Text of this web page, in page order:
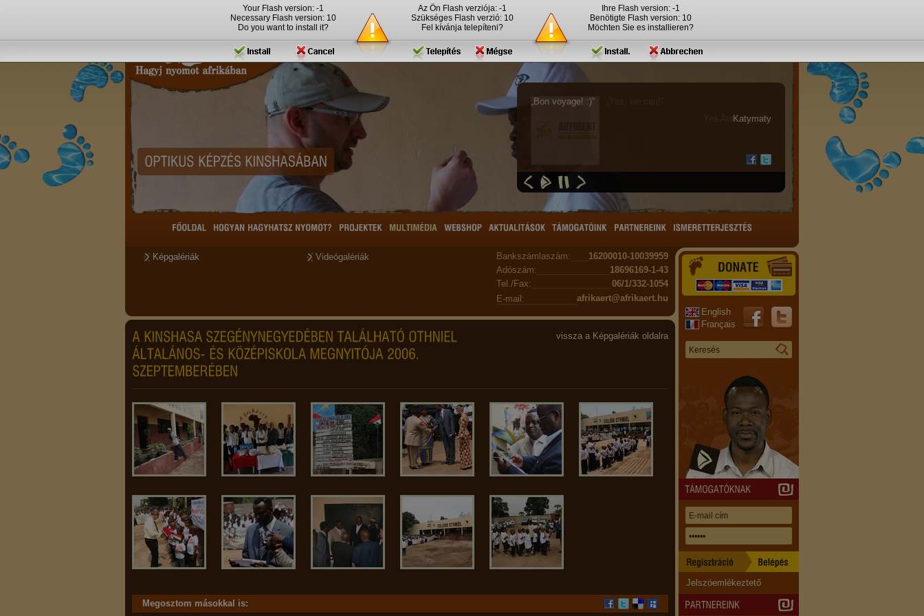
Yes Autorent Kft.
Képgalériák Videógalériák Bankszámlaszám:
16200010-10039959
Adószám:
18696169-1-43
Tel./Fax:
06/1/332-1054
E-mail:
afrikaert@afrikaert.hu
vissza a Képgalériák oldalra
Megosztom másokkal is:
English
Français
Jelszóemlékeztető
Your Flash version: -1
Necessary Flash version: 10
Do you want to install it?
Az Ön Flash verziója: -1
Szükséges Flash verzió: 10
Fel kívánja telepíteni?
Ihre Flash version: -1
Benötigte Flash version: 10
Möchten Sie es installieren?